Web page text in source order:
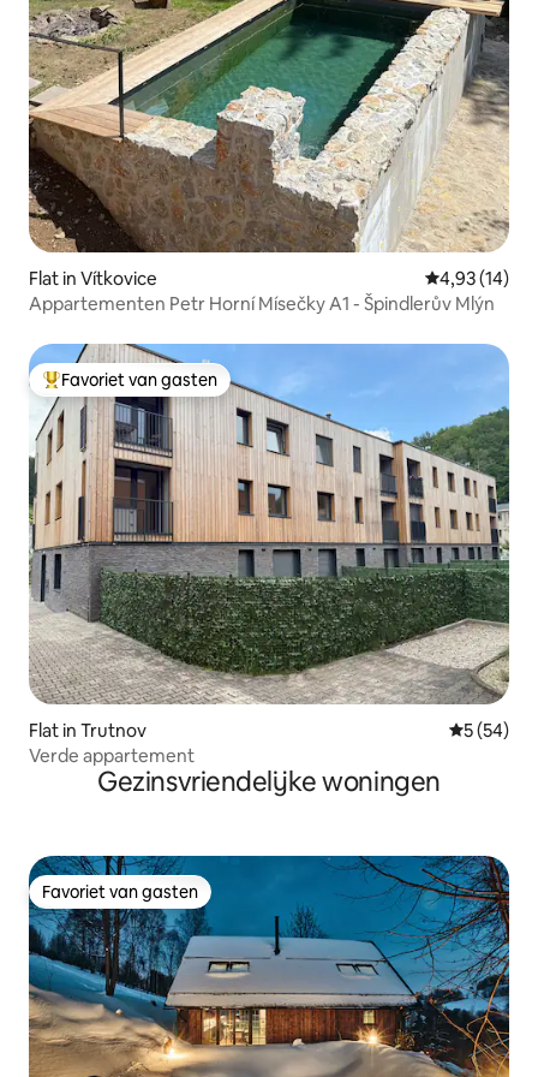
Flat in Vítkovice Gemiddelde
4,93 (14)
Appartementen Petr Horní Mísečky A1 - Špindlerův Mlýn
Topfavoriet van gasten
Favoriet van gasten
Flat in Trutnov
5 (54)
Verde appartement
Gezinsvriendelijke woningen
Favoriet van gasten
Favoriet van gasten